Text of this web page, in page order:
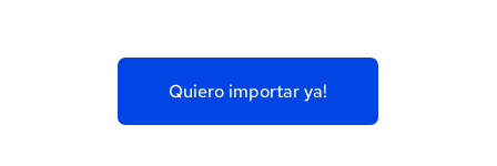
Quiero importar ya!